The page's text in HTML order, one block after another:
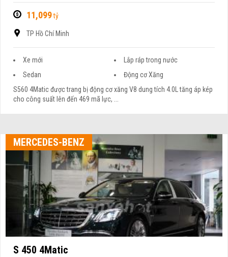
11,099tỷ
TP Hồ Chí Minh
Xe mới
Lắp ráp trong nước
Sedan
Động cơ Xăng
S560 4Matic được trang bị động cơ xăng V8 dung tích 4.0L tăng áp kép
cho công suất lên đến 469 mã lực, ...
MERCEDES-BENZ
S 450 4Matic